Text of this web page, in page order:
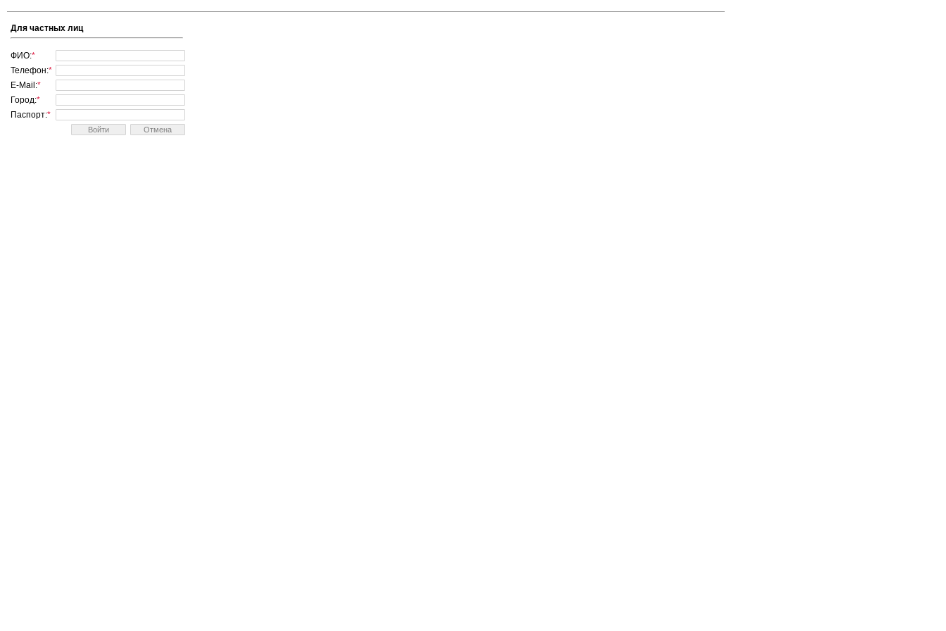
Для частных лиц
ФИО:*
Телефон:*
E-Mail:*
Город:*
Паспорт:*